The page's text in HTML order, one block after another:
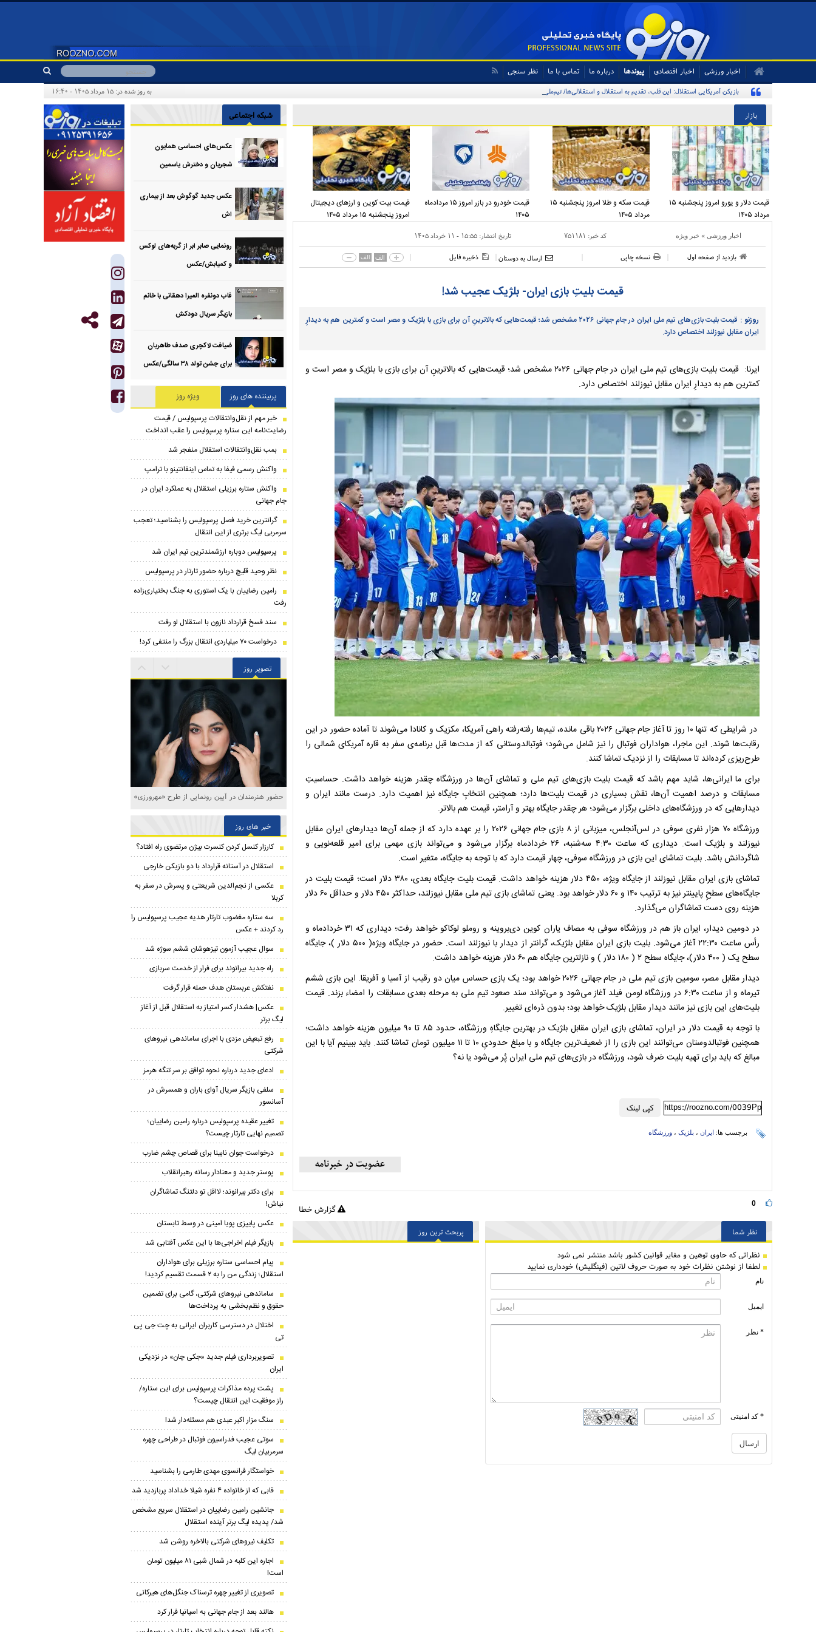
اخبار ورزشی اخبار اقتصادی پیوندها درباره ما تماس با ما نظر سنجی
بازیکن آمریکایی استقلال: این قلب، تقدیم به استقلال و استقلالی‌ها/ تیم‌ملی ایران پیشنهاد بدهد قبول می‌کنم به روز شده در: ۱۵ مرداد ۱۴۰۵ - ۱۶:۴۰
بازار
قیمت دلار و یورو امروز پنجشنبه ۱۵
مرداد ۱۴۰۵
قیمت سکه و طلا امروز پنجشنبه ۱۵
مرداد ۱۴۰۵
قیمت خودرو در بازر امروز ۱۵ مردادماه
۱۴۰۵
قیمت بیت کوین و ارز‌های دیجیتال
امروز پنجشنبه ۱۵ مرداد ۱۴۰۵
اخبار ورزشی » خبر ویژه کد خبر: ۷۵۱۱۸۱ تاریخ انتشار: ۱۵:۵۵ - ۱۱ خرداد ۱۴۰۵
بازدید از صفحه اول نسخه چاپی ارسال به دوستان ذخیره فایل الف الف
قیمت بلیتِ بازی ایران- بلژیک عجیب شد!
روزنو :
قیمت بلیت بازی‌های تیم ملی ایران در جام جهانی ۲۰۲۶ مشخص شد؛ قیمت‌هایی که بالاترینِ آن برای بازی با بلژیک و مصر است و کمترین هم به دیدارِ
ایران مقابل نیوزلند اختصاص دارد.
ایرنا: قیمت بلیت بازی‌های تیم ملی ایران در جام جهانی ۲۰۲۶ مشخص شد؛ قیمت‌هایی که بالاترینِ آن برای بازی با بلژیک و مصر است و
کمترین هم به دیدارِ ایران مقابل نیوزلند اختصاص دارد.
در شرایطی که تنها ۱۰ روز تا آغاز جام جهانی ۲۰۲۶ باقی مانده، تیم‌ها رفته‌رفته راهی آمریکا، مکزیک و کانادا می‌شوند تا آماده حضور در این
رقابت‌ها شوند. این ماجرا، هواداران فوتبال را نیز شامل می‌شود؛ فوتبالدوستانی که از مدت‌ها قبل برنامه‌ی سفر به قاره آمریکای شمالی را
طرح‌ریزی کرده‌اند تا مسابقات را از نزدیک تماشا کنند.
برای ما ایرانی‌ها، شاید مهم باشد که قیمت بلیت بازی‌های تیم ملی و تماشای آن‌ها در ورزشگاه چقدر هزینه خواهد داشت. حساسیتِ
مسابقات و درصد اهمیت آن‌ها، نقش بسیاری در قیمت بلیت‌ها دارد؛ همچنین انتخابِ جایگاه نیز اهمیت دارد. درست مانند ایران و
دیدارهایی که در ورزشگاه‌های داخلی برگزار می‌شود؛ هر چقدر جایگاه بهتر و آرامتر، قیمت هم بالاتر.
ورزشگاه ۷۰ هزار نفری سوفی در لس‌آنجلس، میزبانی از ۸ بازی جام جهانی ۲۰۲۶ را بر عهده دارد که از جمله آن‌ها دیدارهای ایران مقابل
نیوزلند و بلژیک است. دیداری که ساعت ۴:۳۰ سه‌شنبه، ۲۶ خردادماه برگزار می‌شود و می‌تواند بازی مهمی برای امیر قلعه‌نویی و
شاگردانش باشد. بلیت تماشای این بازی در ورزشگاه سوفی، چهار قیمت دارد که با توجه به جایگاه، متغیر است.
تماشای بازی ایران مقابل نیوزلند از جایگاه ویژه، ۴۵۰ دلار هزینه خواهد داشت. قیمت بلیت جایگاه بعدی، ۳۸۰ دلار است؛ قیمت بلیت در
جایگاه‌های سطحِ پایینتر نیز به ترتیب ۱۴۰ و ۶۰ دلار خواهد بود. یعنی تماشای بازی تیم ملی مقابل نیوزلند، حداکثر ۴۵۰ دلار و حداقل ۶۰ دلار
هزینه روی دست تماشاگران می‌گذارد.
در دومین دیدار، ایران باز هم در ورزشگاه سوفی به مصاف یاران کوین دی‌بروینه و روملو لوکاکو خواهد رفت؛ دیداری که ۳۱ خردادماه و
رأس ساعت ۲۲:۳۰ آغاز می‌شود. بلیت بازی ایران مقابل بلژیک، گرانتر از دیدار با نیوزلند است. حضور در جایگاه ویژه( ۵۰۰ دلار )، جایگاه
سطح یک ( ۴۰۰ دلار)، جایگاه سطح ۲ ( ۱۸۰ دلار ) و نازلترین جایگاه هم ۶۰ دلار هزینه خواهد داشت.
دیدار مقابل مصر، سومین بازی تیم ملی در جام جهانی ۲۰۲۶ خواهد بود؛ یک بازی حساس میان دو رقیب از آسیا و آفریقا. این بازی ششم
تیرماه و از ساعت ۶:۳۰ در ورزشگاه لومن فیلد آغاز می‌شود و می‌تواند سند صعود تیم ملی به مرحله بعدی مسابقات را امضاء بزند. قیمت
بلیت‌های این بازی نیز مانند دیدار مقابل بلژیک خواهد بود؛ بدون ذره‌ای تغییر.
با توجه به قیمت دلار در ایران، تماشای بازی ایران مقابل بلژیک در بهترین جایگاهِ ورزشگاه، حدود ۸۵ تا ۹۰ میلیون هزینه خواهد داشت؛
همچنین فوتبالدوستان می‌توانند این بازی را از ضعیف‌ترین جایگاه و با مبلغ حدودیِ ۱۰ تا ۱۱ میلیون تومان تماشا کنند. باید ببینیم آیا با این
مبالغ که باید برای تهیه بلیت صَرف شود، ورزشگاه در بازی‌های تیم ملی ایران پُر می‌شود یا نه؟
کپی لینک https://roozno.com/0039Pp
برچسب ها: ایران ، بلژیک ، ورزشگاه
0 گزارش خطا
نظر شما
نظراتی كه حاوی توهین و مغایر قوانین کشور باشد منتشر نمی شود
لطفا از نوشتن نظرات خود به صورت حروف لاتین (فینگلیش) خودداری نمایید
نام
ایمیل
* نظر
* کد امنیتی
پربحث ترین روز
شبکه اجتماعی
عکس‌های احساسی همایون
شجریان و دخترش یاسمین
عکس جدید گوگوش بعد از بیماری
اش
رونمایی صابر ابر از گربه‌های لوکس
و کمیابش/عکس
قاب دونفره المیرا دهقانی با خانم
بازیگر سریال دودکش
ضیافت لاکچری صدف طاهریان
برای جشن تولد ۳۸ سالگی‌/عکس
پربیننده های روز
ویژه روز
خبر مهم از نقل‌وانتقالات پرسپولیس / قیمت
رضایت‌نامه این ستاره پرسپولیس را عقب انداخت
بمب نقل‌وانتقالات استقلال منفجر شد
واکنش رسمی فیفا به تماس اینفانتینو با ترامپ
واکنش ستاره برزیلی استقلال به عملکرد ایران در
جام جهانی
گرانترین خرید فصل پرسپولیس را بشناسید؛ تعجب
سرمربی لیگ برتری از این انتقال
پرسپولیس دوباره ارزشمندترین تیم ایران شد
نظر وحید قلیچ درباره حضور تارتار در پرسپولیس
رامین رضاییان با یک استوری به جنگ بختیاری‌زاده
رفت
سند فسخ قرارداد نازون با استقلال لو رفت
درخواست ۷۰ میلیاردی انتقال بزرگ را منتفی کرد!
تصویر روز
حضور هنرمندان در آیین رونمایی از طرح «مهرورزی»
خبر های روز
کارزار کنسل کردن کنسرت بیژن مرتضوی راه افتاد؟
استقلال در آستانه قرارداد با دو بازیکن خارجی
عکسی از نجم‌الدین شریعتی و پسرش در سفر به
کربلا
سه ستاره مغضوب تارتار هدیه عجیب پرسپولیس را
رد کردند + عکس
سوال عجیب آزمون تیزهوشان ششم سوژه شد
راه جدید بیرانوند برای فرار از خدمت سربازی
نفتکش عربستان هدف حمله قرار گرفت
عکس| هشدار کسر امتیاز به استقلال قبل از آغاز
لیگ برتر
رفع تبعیض مزدی با اجرای ساماندهی نیروهای
شرکتی
ادعای جدید درباره نحوه توافق بر سر تنگه هرمز
سلفی بازیگر سریال آوای باران و همسرش در
آسانسور
تغییر عقیده پرسپولیس درباره رامین رضاییان؛
تصمیم نهایی تارتار چیست؟
درخواست جوان نابینا برای قصاص چشم ضارب
پوستر جدید و معنادار رسانه رهبرانقلاب
برای دکتر بیرانوند؛ لااقل تو دلتنگ تماشاگران
نباش!
عکس پاییزی پویا امینی در وسط تابستان
بازیگر فیلم اخراجی‌ها با این عکس آفتابی شد
پیام احساسی ستاره برزیلی برای هواداران
استقلال؛ زندگی من را به ۲ قسمت تقسیم کردید!
ساماندهی نیروهای شرکتی، گامی برای تضمین
حقوق و نظم‌بخشی به پرداخت‌ها
اختلال در دسترسی کاربران ایرانی به چت جی پی
تی
تصویربرداری فیلم جدید «جکی چان» در نزدیکی
ایران
پشت پرده مذاکرات پرسپولیس برای این ستاره/
راز موفقیت این انتقال چیست؟
سنگ مزار اکبر عبدی هم مسئله‌دار شد!
سوتی عجیب فدراسیون فوتبال در طراحی چهره
سرمربیان لیگ
خواستگار فرانسوی مهدی طارمی را بشناسید
قابی که از خانواده ۴ نفره شیلا خداداد پربازدید شد
جانشین رامین رضاییان در استقلال سریع مشخص
شد/ پدیده لیگ برتر آینده استقلال
تکلیف نیروهای شرکتی بالاخره روشن شد
اجاره این کلبه در شمال شبی ۸۱ میلیون تومان
است!
تصویری از تغییر چهره ترسناک جنگل‌های هیرکانی
هالند بعد از جام جهانی به اسپانیا فرار کرد